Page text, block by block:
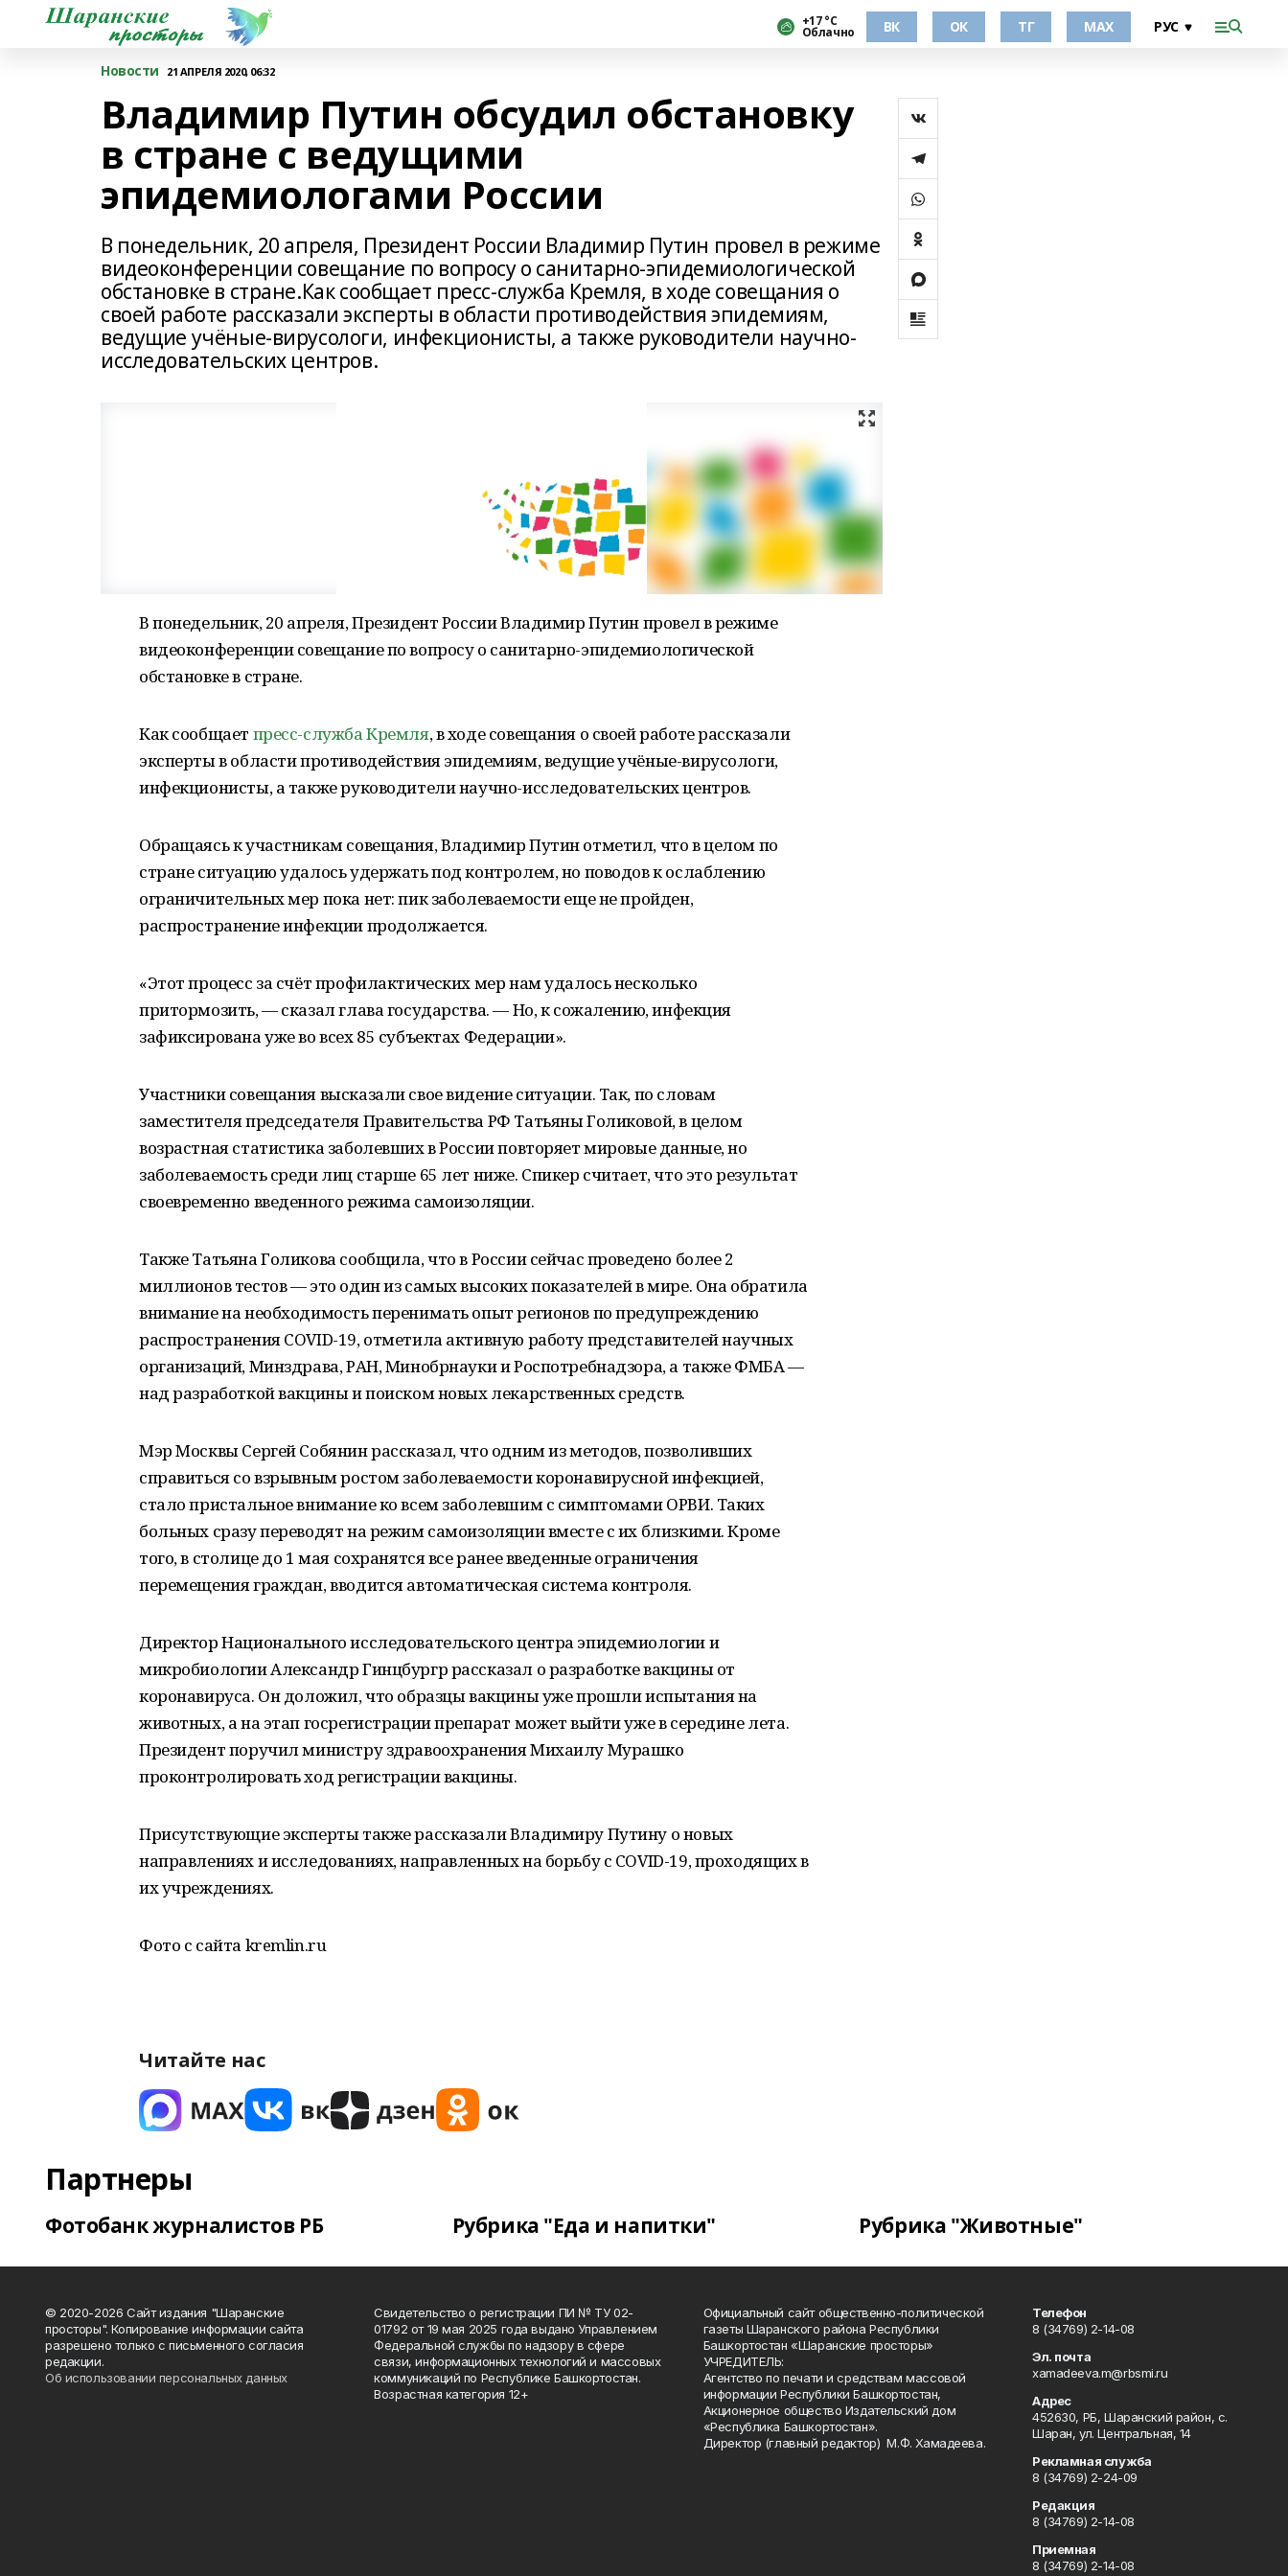
+17 °С
Облачно ВК ОК ТГ МАХ
Новости 21 АПРЕЛЯ 2020, 06:32
Владимир Путин обсудил обстановку
в стране с ведущими
эпидемиологами России
В понедельник, 20 апреля, Президент России Владимир Путин провел в режиме
видеоконференции совещание по вопросу о санитарно-эпидемиологической
обстановке в стране.Как сообщает пресс-служба Кремля, в ходе совещания о
своей работе рассказали эксперты в области противодействия эпидемиям,
ведущие учёные-вирусологи, инфекционисты, а также руководители научно-
исследовательских центров.
В понедельник, 20 апреля, Президент России Владимир Путин провел в режиме
видеоконференции совещание по вопросу о санитарно-эпидемиологической
обстановке в стране.
Как сообщает пресс-служба Кремля, в ходе совещания о своей работе рассказали
эксперты в области противодействия эпидемиям, ведущие учёные-вирусологи,
инфекционисты, а также руководители научно-исследовательских центров.
Обращаясь к участникам совещания, Владимир Путин отметил, что в целом по
стране ситуацию удалось удержать под контролем, но поводов к ослаблению
ограничительных мер пока нет: пик заболеваемости еще не пройден,
распространение инфекции продолжается.
«Этот процесс за счёт профилактических мер нам удалось несколько
притормозить, — сказал глава государства. — Но, к сожалению, инфекция
зафиксирована уже во всех 85 субъектах Федерации».
Участники совещания высказали свое видение ситуации. Так, по словам
заместителя председателя Правительства РФ Татьяны Голиковой, в целом
возрастная статистика заболевших в России повторяет мировые данные, но
заболеваемость среди лиц старше 65 лет ниже. Спикер считает, что это результат
своевременно введенного режима самоизоляции.
Также Татьяна Голикова сообщила, что в России сейчас проведено более 2
миллионов тестов — это один из самых высоких показателей в мире. Она обратила
внимание на необходимость перенимать опыт регионов по предупреждению
распространения COVID-19, отметила активную работу представителей научных
организаций, Минздрава, РАН, Минобрнауки и Роспотребнадзора, а также ФМБА —
над разработкой вакцины и поиском новых лекарственных средств.
Мэр Москвы Сергей Собянин рассказал, что одним из методов, позволивших
справиться со взрывным ростом заболеваемости коронавирусной инфекцией,
стало пристальное внимание ко всем заболевшим с симптомами ОРВИ. Таких
больных сразу переводят на режим самоизоляции вместе с их близкими. Кроме
того, в столице до 1 мая сохранятся все ранее введенные ограничения
перемещения граждан, вводится автоматическая система контроля.
Директор Национального исследовательского центра эпидемиологии и
микробиологии Александр Гинцбургр рассказал о разработке вакцины от
коронавируса. Он доложил, что образцы вакцины уже прошли испытания на
животных, а на этап госрегистрации препарат может выйти уже в середине лета.
Президент поручил министру здравоохранения Михаилу Мурашко
проконтролировать ход регистрации вакцины.
Присутствующие эксперты также рассказали Владимиру Путину о новых
направлениях и исследованиях, направленных на борьбу с COVID-19, проходящих в
их учреждениях.
Фото с сайта kremlin.ru
Читайте нас
Партнеры
Фотобанк журналистов РБ Рубрика "Еда и напитки" Рубрика "Животные"
© 2020-2026 Сайт издания "Шаранские
просторы". Копирование информации сайта
разрешено только с письменного согласия
редакции.
Об использовании персональных данных
Свидетельство о регистрации ПИ № ТУ 02-
01792 от 19 мая 2025 года выдано Управлением
Федеральной службы по надзору в сфере
связи, информационных технологий и массовых
коммуникаций по Республике Башкортостан.
Возрастная категория 12+
Официальный сайт общественно-политической
газеты Шаранского района Республики
Башкортостан «Шаранские просторы»
УЧРЕДИТЕЛЬ:
Агентство по печати и средствам массовой
информации Республики Башкортостан,
Акционерное общество Издательский дом
«Республика Башкортостан».
Директор (главный редактор) М.Ф. Хамадеева.
Телефон
8 (34769) 2-14-08
Эл. почта
xamadeeva.m@rbsmi.ru
Адрес
452630, РБ, Шаранский район, с.
Шаран, ул. Центральная, 14
Рекламная служба
8 (34769) 2-24-09
Редакция
8 (34769) 2-14-08
Приемная
8 (34769) 2-14-08